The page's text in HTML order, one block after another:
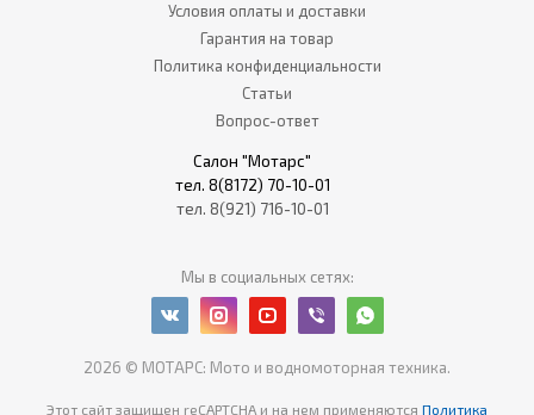
Условия оплаты и доставки
Гарантия на товар
Политика конфиденциальности
Статьи
Вопрос-ответ
Салон "Мотарс"
тел. 8(8172) 70-10-01
тел. 8(921) 716-10-01
Мы в социальных сетях:
2026 © МОТАРС: Мото и водномоторная техника.
Этот сайт защищен reCAPTCHA и на нем применяются Политика